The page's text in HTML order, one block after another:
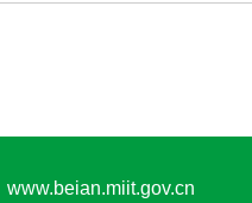
www.beian.miit.gov.cn